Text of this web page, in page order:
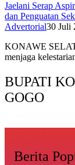
Jaelani Serap
dan Penguatan
Advertorial30 Juli
KONAWE
menjaga
BUPATI
GOGO
Berita